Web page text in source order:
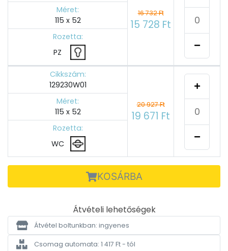
16 732 Ft
15 728 Ft
Méret:
115 x 52
Rozetta:
PZ
Cikkszám:
129230W01
20 927 Ft
19 671 Ft
Méret:
115 x 52
Rozetta:
WC
KOSÁRBA
Átvételi lehetőségek
Átvétel boltunkban: ingyenes
Csomag automata: 1 417 Ft - tól